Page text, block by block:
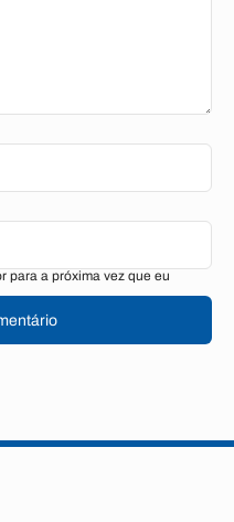
para a próxima vez que eu